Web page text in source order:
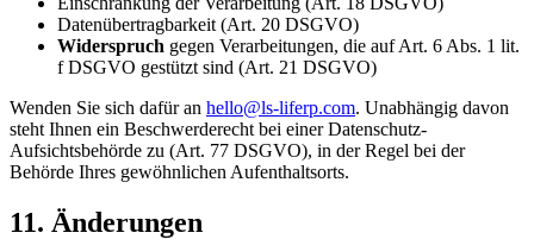
Datenübertragbarkeit (Art. 20 DSGVO)
Widerspruch gegen Verarbeitungen, die auf Art. 6 Abs. 1 lit.
f DSGVO gestützt sind (Art. 21 DSGVO)
Wenden Sie sich dafür an hello@ls-liferp.com. Unabhängig davon
steht Ihnen ein Beschwerderecht bei einer Datenschutz-
Aufsichtsbehörde zu (Art. 77 DSGVO), in der Regel bei der
Behörde Ihres gewöhnlichen Aufenthaltsorts.
11. Änderungen